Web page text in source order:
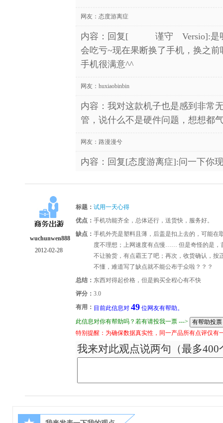
网友： 态度游离症
内容：回复[ 谨守 Versio]:是呀
会吃亏~现在果断换了手机，换之
手机很满意^^
网友： huxiaobinbin
内容：我对这款机子也是感到非常
管，说什么不是硬件问题，想想都
网友： 路漫漫兮
内容：回复[态度游离症]:问一下你
wuchunwen888
2012-02-28
标题： 试用一天心得
优点： 手机功能齐全，总体还行，送货快，服务好。
缺点： 手机外壳是塑料且薄，后盖是扣上去的，可能在
度不理想；上网速度有点慢…… 但是奇怪的是，
不让验货，有点霸王了吧；再次，收货确认，
不懂，难道写了缺点就不能公布于众啦？？？
总结： 东西对得起价格，但是购买全程心有不快
评分： 3.0
有用： 目前此信息对 49 位网友有帮助。
此信息对你有帮助吗？若有请投我一票 --->
特别提醒：为确保数据真实性，同一产品所有点评仅有
我来对此观点说两句（最多400